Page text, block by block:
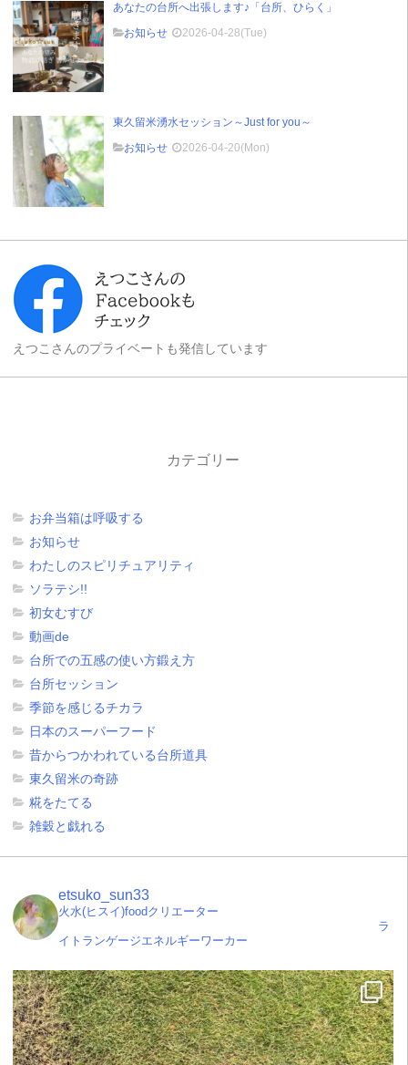
あなたの台所へ出張します♪「台所、ひらく」
お知らせ
2026-04-28(Tue)
東久留米湧水セッション～Just for you～
お知らせ
2026-04-20(Mon)
えつこさんのプライベートも発信しています
カテゴリー
お弁当箱は呼吸する
お知らせ
わたしのスピリチュアリティ
ソラテシ!!
初女むすび
動画de
台所での五感の使い方鍛え方
台所セッション
季節を感じるチカラ
日本のスーパーフード
昔からつかわれている台所道具
東久留米の奇跡
糀をたてる
雑穀と戯れる
etsuko_sun33
火水(ヒスイ)foodクリエーター
ラ
イトランゲージエネルギーワーカー